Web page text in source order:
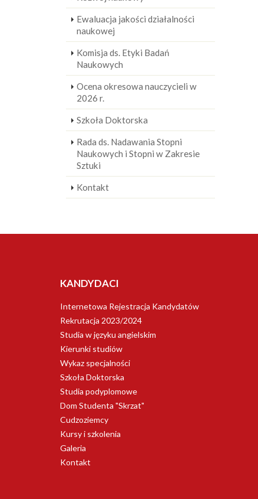
Ewaluacja jakości działalności
naukowej
Komisja ds. Etyki Badań
Naukowych
Ocena okresowa nauczycieli w
2026 r.
Szkoła Doktorska
Rada ds. Nadawania Stopni
Naukowych i Stopni w Zakresie
Sztuki
Kontakt
KANDYDACI
Internetowa Rejestracja Kandydatów
Rekrutacja 2023/2024
Studia w języku angielskim
Kierunki studiów
Wykaz specjalności
Szkoła Doktorska
Studia podyplomowe
Dom Studenta "Skrzat"
Cudzoziemcy
Kursy i szkolenia
Galeria
Kontakt